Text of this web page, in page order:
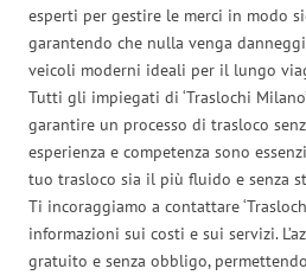
esperti per gestire le merci in modo
garantendo che nulla venga
veicoli moderni ideali per il lungo
Tutti gli impiegati di ‘Traslochi
garantire un processo di trasloco
esperienza e competenza sono
tuo trasloco sia il più fluido e senza
Ti incoraggiamo a contattare
informazioni sui costi e sui servizi.
gratuito e senza obbligo,